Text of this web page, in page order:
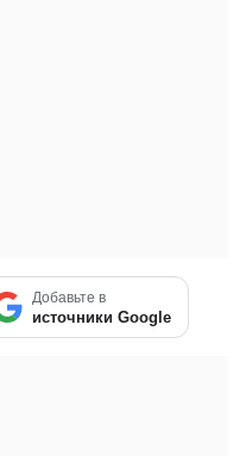
Добавьте в
источники Google